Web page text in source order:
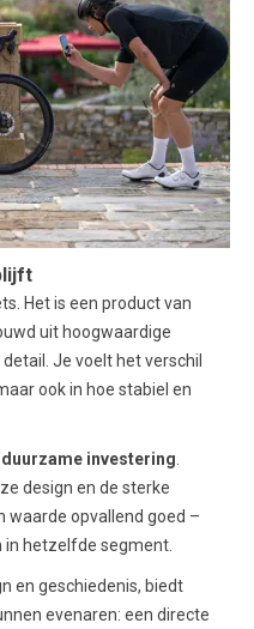
Het is een product van
uit hoogwaardige
Je voelt het verschil
ook in hoe stabiel en
duurzame investering
design en de sterke
waarde opvallend goed –
in hetzelfde segment.
en geschiedenis, biedt
evenaren: een directe